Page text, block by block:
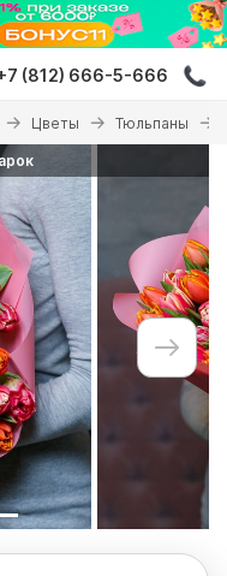
(812) 666-5-666
Цветы Тюльпаны